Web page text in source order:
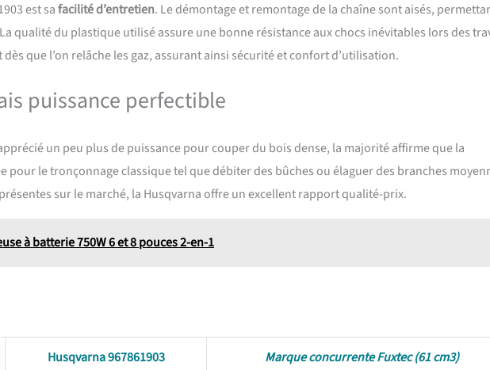
est safacilité d’entretien. Le démontage et remontage de la chaîne sont aisés,
qualité du plastique utilisé assure une bonne résistance aux chocs inévitables lors des
que l’on relâche les gaz, assurant ainsi sécurité et confort d’utilisation.
puissance perfectible
un peu plus de puissance pour couper du bois dense, la majorité affirme que la
le tronçonnage classique tel que débiter des bûches ou élaguer des branches
sur le marché, la Husqvarna offre un excellent rapport qualité-prix.
à batterie 750W 6 et 8 pouces 2-en-1
Husqvarna 967861903 Marque concurrente Fuxtec (61 cm3)